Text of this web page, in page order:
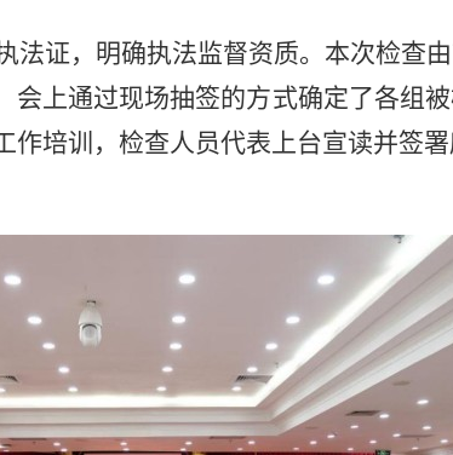
法证，明确执法监督资质。本次检查
会上通过现场抽签的方式确定了各组
培训，检查人员代表上台宣读并签署